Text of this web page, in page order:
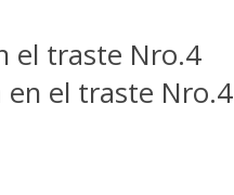
el traste Nro.4
en el traste Nro.4